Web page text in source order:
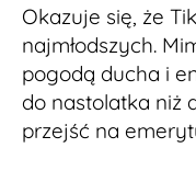
Okazuje się, że
najmłodszych.
pogodą ducha i
do nastolatka niż
przejść na